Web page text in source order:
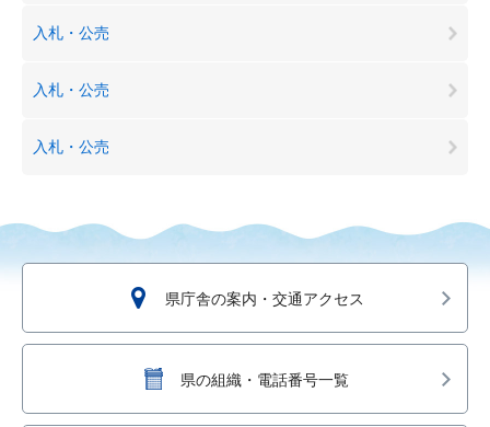
入札・公売
入札・公売
入札・公売
県庁舎の案内・交通アクセス
県の組織・電話番号一覧